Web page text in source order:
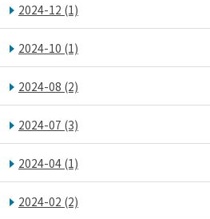
2024-12 (1)
2024-10 (1)
2024-08 (2)
2024-07 (3)
2024-04 (1)
2024-02 (2)